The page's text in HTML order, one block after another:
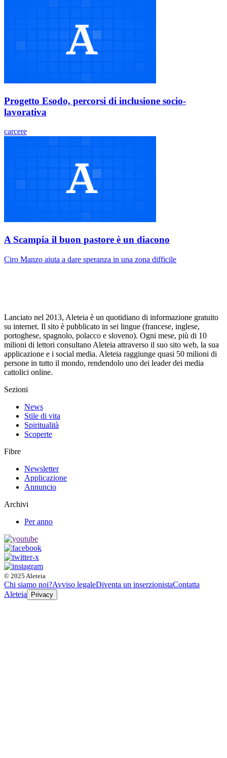
Progetto Esodo, percorsi di inclusione socio-
lavorativa
carcere
A Scampia il buon pastore è un diacono
Ciro Manzo aiuta a dare speranza in una zona difficile
Lanciato nel 2013, Aleteia è un quotidiano di informazione gratuito
su internet. Il sito è pubblicato in sei lingue (francese, inglese,
portoghese, spagnolo, polacco e sloveno). Ogni mese, più di 10
milioni di lettori consultano Aleteia attraverso il suo sito web, la sua
applicazione e i social media. Aleteia raggiunge quasi 50 milioni di
persone in tutto il mondo, rendendolo uno dei leader dei media
cattolici online.
Sezioni
News
Stile di vita
Spiritualità
Scoperte
Fibre
Newsletter
Applicazione
Annuncio
Archivi
Per anno
© 2025 Aleteia
Chi siamo noi?Avviso legaleDiventa un inserzionistaContatta
Aleteia
Privacy